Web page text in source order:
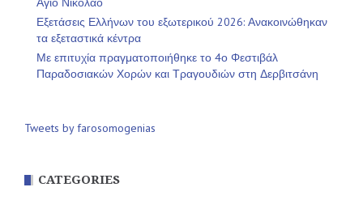
Εξετάσεις Ελλήνων του εξωτερικού 2026: Ανακοινώθηκαν
τα εξεταστικά κέντρα
Με επιτυχία πραγματοποιήθηκε το 4ο Φεστιβάλ
Παραδοσιακών Χορών και Τραγουδιών στη Δερβιτσάνη
Tweets by farosomogenias
CATEGORIES